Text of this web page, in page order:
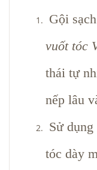
Gội
vuốt tóc
thái tự
nếp lâu
Sử dụng
tóc dày